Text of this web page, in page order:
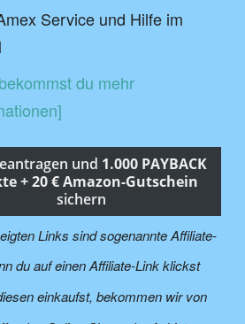
Service und Hilfe im
du mehr
und 1.000 PAYBACK
+ 20 € Amazon-Gutschein
sichern
Links sind sogenannte Affiliate-
du auf einen Affiliate-Link klickst
einkaufst, bekommen wir von